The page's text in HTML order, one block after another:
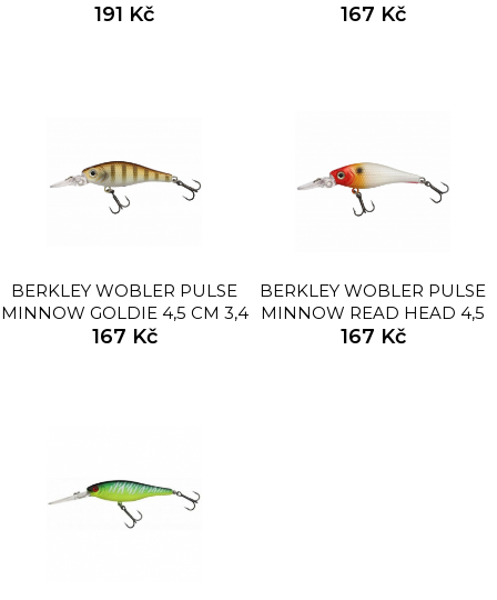
8CM 13,2G
191 Kč 167 Kč
BERKLEY WOBLER PULSE
MINNOW GOLDIE 4,5 CM 3,4
G
167 Kč
BERKLEY WOBLER PULSE
MINNOW READ HEAD 4,5
CM 3,4 G
167 Kč